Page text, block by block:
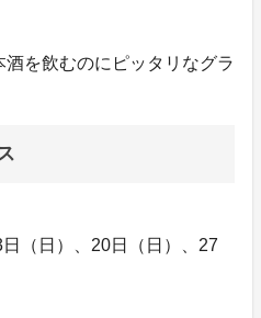
を飲むのにピッタリなグラ
（日）、20日（日）、27